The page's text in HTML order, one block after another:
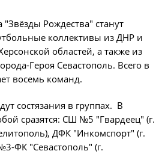
Чемпионата по
и результаты матчей
технологий
судейский комитет
дисциплинарный комитет
Рождества" станут
коллективы из ДНР и
областей, а также из
Героя Севастополь. Всего в
восемь команд.
состязания в группах. В
сразятся: СШ №5 "Гвардеец" (г.
ДФК "Инкомспорт" (г.
ФК "Севастополь" (г.